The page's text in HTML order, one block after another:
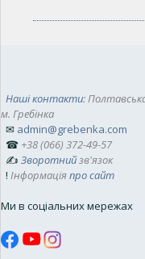
Наші контакти:
м. Гребінка
✉ admin@grebenka.com
☎ +38 (066) 372-49-57
✍ Зворотний зв'язок
! Інформаціяпро сайт
Ми в соціальних мережах